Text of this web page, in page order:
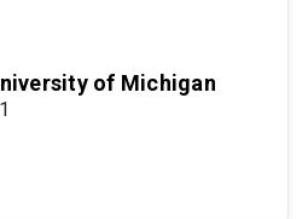
of Michigan